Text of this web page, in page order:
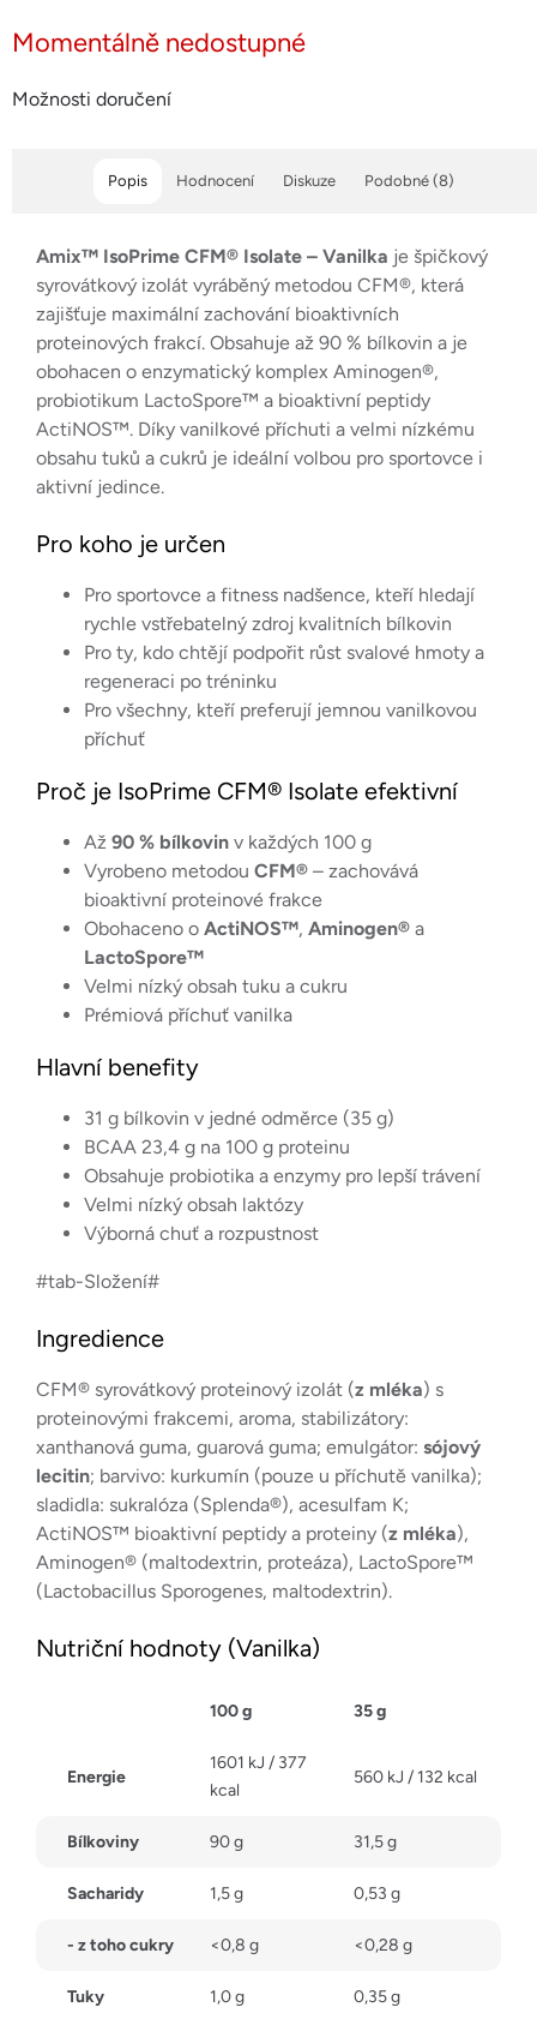
Momentálně nedostupné
Možnosti doručení
Popis Podobné (8)
Hodnocení Diskuze
Amix™ IsoPrime CFM® Isolate – Vanilka je špičkový
syrovátkový izolát vyráběný metodou CFM®, která
zajišťuje maximální zachování bioaktivních
proteinových frakcí. Obsahuje až 90 % bílkovin a je
obohacen o enzymatický komplex Aminogen®,
probiotikum LactoSpore™ a bioaktivní peptidy
ActiNOS™. Díky vanilkové příchuti a velmi nízkému
obsahu tuků a cukrů je ideální volbou pro sportovce i
aktivní jedince.
Pro koho je určen
Pro sportovce a fitness nadšence, kteří hledají
rychle vstřebatelný zdroj kvalitních bílkovin
Pro ty, kdo chtějí podpořit růst svalové hmoty a
regeneraci po tréninku
Pro všechny, kteří preferují jemnou vanilkovou
příchuť
Proč je IsoPrime CFM® Isolate efektivní
Až 90 % bílkovin v každých 100 g
Vyrobeno metodou CFM® – zachovává
bioaktivní proteinové frakce
Obohaceno o ActiNOS™, Aminogen® a
LactoSpore™
Velmi nízký obsah tuku a cukru
Prémiová příchuť vanilka
Hlavní benefity
31 g bílkovin v jedné odměrce (35 g)
BCAA 23,4 g na 100 g proteinu
Obsahuje probiotika a enzymy pro lepší trávení
Velmi nízký obsah laktózy
Výborná chuť a rozpustnost
#tab-Složení#
Ingredience
CFM® syrovátkový proteinový izolát (z mléka) s
proteinovými frakcemi, aroma, stabilizátory:
xanthanová guma, guarová guma; emulgátor: sójový
lecitin; barvivo: kurkumín (pouze u příchutě vanilka);
sladidla: sukralóza (Splenda®), acesulfam K;
ActiNOS™ bioaktivní peptidy a proteiny (z mléka),
Aminogen® (maltodextrin, proteáza), LactoSpore™
(Lactobacillus Sporogenes, maltodextrin).
Nutriční hodnoty (Vanilka)
100 g 35 g
Energie
1601 kJ / 377
kcal
560 kJ / 132 kcal
Bílkoviny 90 g 31,5 g
Sacharidy 1,5 g 0,53 g
- z toho cukry <0,8 g <0,28 g
Tuky 1,0 g 0,35 g